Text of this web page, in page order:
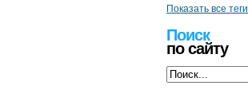
Показать все теги
Поиск
по сайту